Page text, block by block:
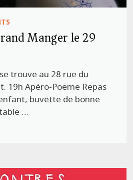
Manger le 29
trouve au 28 rue du
19h Apéro-Poeme Repas
buvette de bonne
…